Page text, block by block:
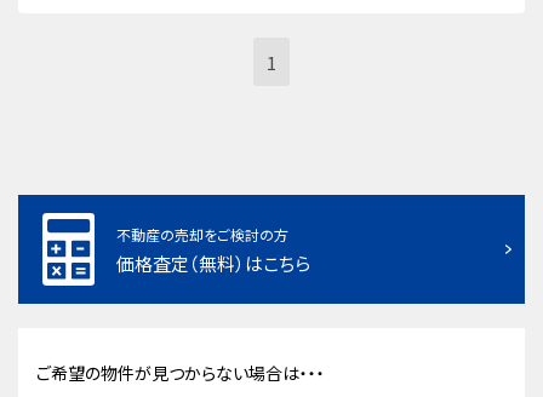
1
不動産の売却をご検討の方
価格査定（無料）はこちら
ご希望の物件が見つからない場合は・・・